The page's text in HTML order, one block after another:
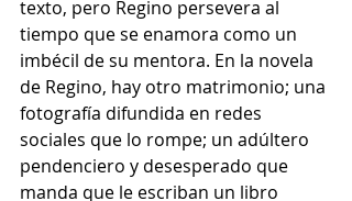
texto, pero Regino persevera al
tiempo que se enamora como un
imbécil de su mentora. En la novela
de Regino, hay otro matrimonio; una
fotografía difundida en redes
sociales que lo rompe; un adúltero
pendenciero y desesperado que
manda que le escriban un libro